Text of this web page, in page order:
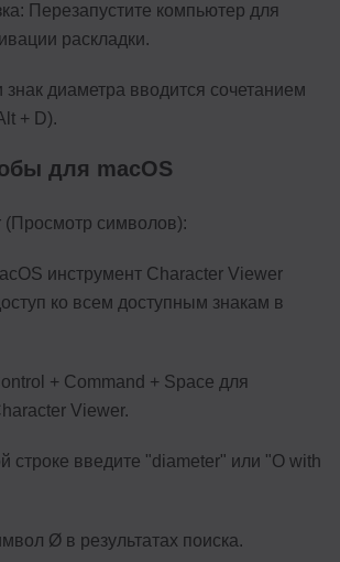
Перезапустите компьютер для
раскладки.
знак диаметра вводится сочетанием
+ D).
для macOS
(Просмотр символов):
инструмент Character Viewer
ко всем доступным знакам в
+ Command + Space для
Viewer.
строке введите "diameter" или "O with
Ø в результатах поиска.